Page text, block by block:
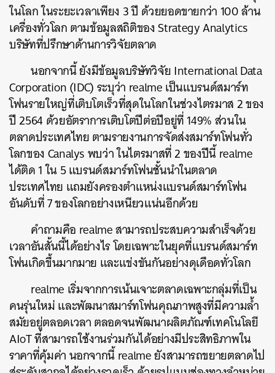
ในโลก ในระยะเวลาเพียง 3ปี ด้วยยอดขายกว่า100ล้าน
เครื่องทั่วโลก ตามข้อมูลสถิติของStrategy Analytics
บริษัทที่ปรึกษาด้านการวิจัยตลาด
นอกจากนี้ ยังมีข้อมูลบริษัทวิจัย International Data
Corporation (IDC) ระบุว่า realme เป็นแบรนด์สมาร์ท
โฟนรายใหญ่ที่เติบโตเร็วที่สุดในโลกในช่วงไตรมาส 2 ของ
ปี 2564 ด้วยอัตราการเติบโตปีต่อปีอยู่ที่ 149% ส่วนใน
ตลาดประเทศไทย ตามรายงานการจัดส่งสมาร์ทโฟนทั่ว
โลกของ Canalys พบว่า ในไตรมาสที่ 2 ของปีนี้ realme
ได้ติด 1 ใน 5 แบรนด์สมาร์ทโฟนชั้นนำในตลาด
ประเทศไทย แถมยังครองตำแหน่งแบรนด์สมาร์ทโฟน
อันดับที่ 7 ของโลกอย่างเหนียวแน่นอีกด้วย
คำถามคือ realmeสามารถประสบความสำเร็จด้วย
เวลาอันสั้นนี้ได้อย่างไร โดยเฉพาะในยุคที่แบรนด์สมาร์ท
โฟนเกิดขึ้นมากมาย และแข่งขันกันอย่างดุเดือดทั่วโลก
realme เริ่มจากการเน้นเจาะตลาดเฉพาะกลุ่มที่เป็น
คนรุ่นใหม่ และพัฒนาสมาร์ทโฟนคุณภาพสูงที่มีความล้ำ
สมัยอยู่ตลอดเวลา ตลอดจนพัฒนาผลิตภัณฑ์เทคโนโลยี
AIoTที่สามารถใช้งานร่วมกันได้อย่างมีประสิทธิภาพใน
ราคาที่คุ้มค่า นอกจากนี้realmeยังสามารถขยายตลาดไป